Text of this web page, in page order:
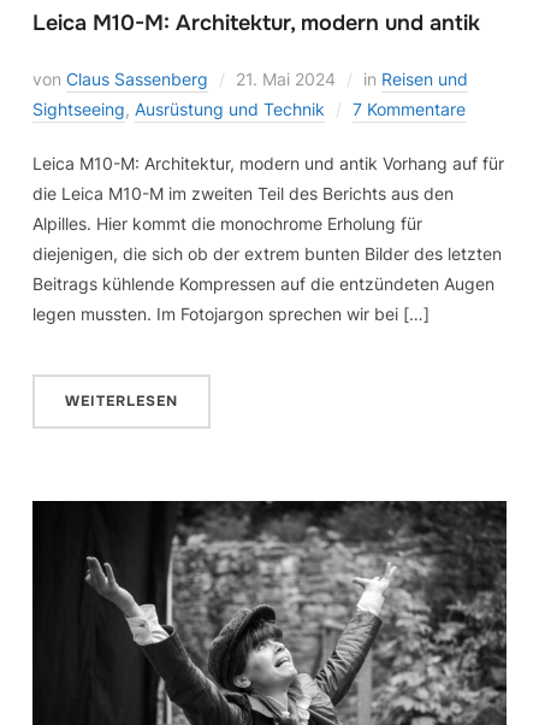
Leica M10-M: Architektur, modern und antik
von Claus Sassenberg 21. Mai 2024 in Reisen und
Sightseeing, Ausrüstung und Technik 7 Kommentare
Leica M10-M: Architektur, modern und antik Vorhang auf für
die Leica M10-M im zweiten Teil des Berichts aus den
Alpilles. Hier kommt die monochrome Erholung für
diejenigen, die sich ob der extrem bunten Bilder des letzten
Beitrags kühlende Kompressen auf die entzündeten Augen
legen mussten. Im Fotojargon sprechen wir bei […]
WEITERLESEN